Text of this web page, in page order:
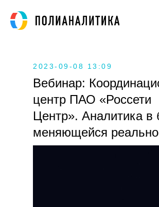
2023-09-08 13:09
Вебинар:
центр ПАО «Россети
Центр». Аналитика в
меняющейся